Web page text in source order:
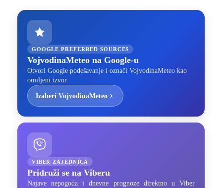
GOOGLE PREFERRED SOURCES
VojvodinaMeteo na Google-u
Otvori Google podešavanje i označi VojvodinaMeteo kao
omiljeni izvor.
Izaberi VojvodinaMeteo
VIBER ZAJEDNICA
Pridruži se na Viberu
Najave nepogoda i dnevne prognoze direktno u Viber